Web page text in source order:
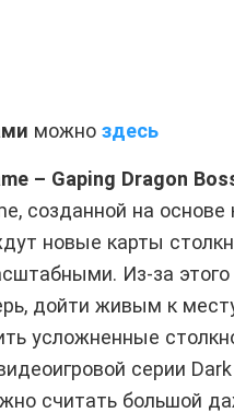
можноздесь
– Gaping Dragon
созданной на
новые карты
Из-за
дойти живым к
усложненные
серии
считать большой